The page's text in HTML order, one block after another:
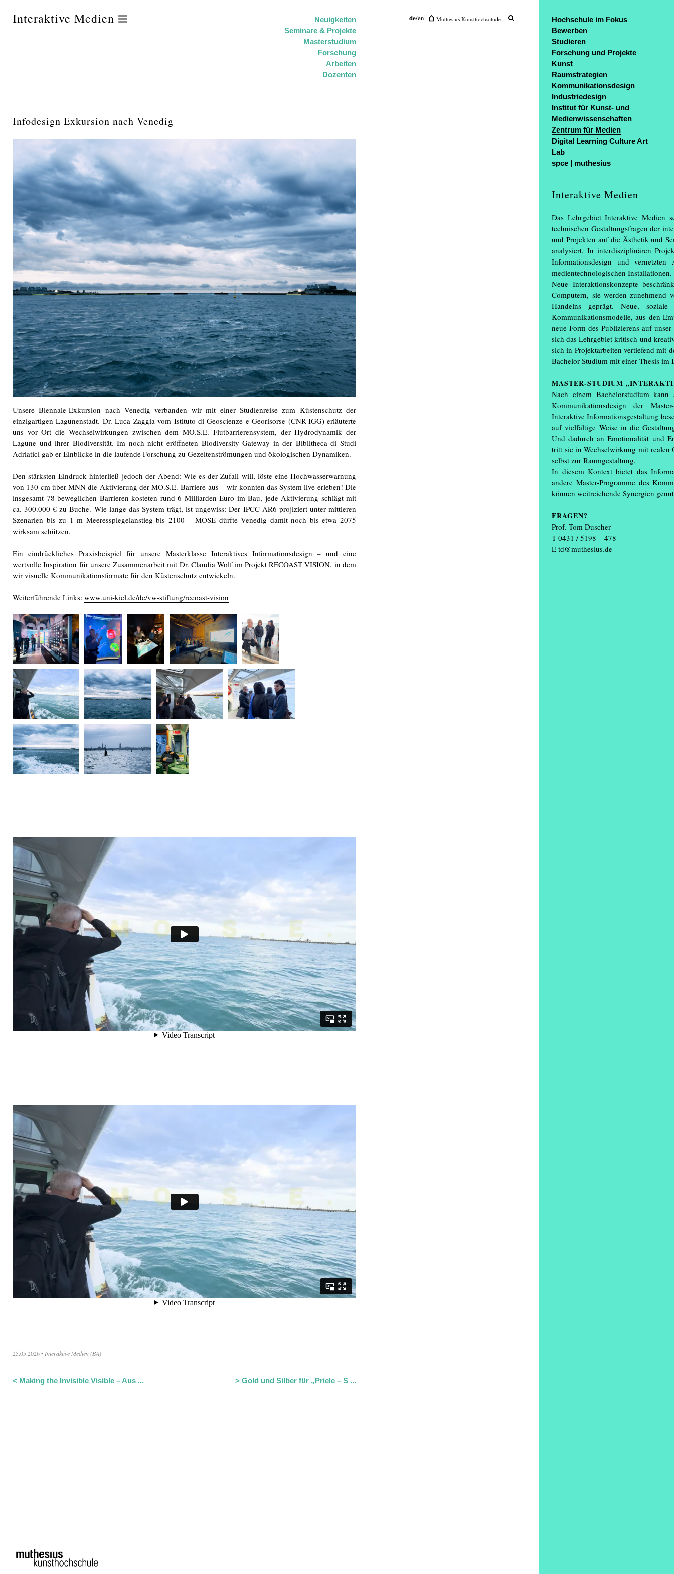
de/en Muthesius Kunsthochschule
Interaktive Medien
Neuigkeiten
Seminare & Projekte
Masterstudium
Forschung
Arbeiten
Dozenten
Infodesign Exkursion nach Venedig
Unsere Biennale-Exkursion nach Venedig verbanden wir mit einer Studienreise zum Küstenschutz der
einzigartigen Lagunenstadt. Dr. Luca Zaggia vom Istituto di Geoscienze e Georisorse (CNR-IGG) erläuterte
uns vor Ort die Wechselwirkungen zwischen dem MO.S.E. Flutbarrierensystem, der Hydrodynamik der
Lagune und ihrer Biodiversität. Im noch nicht eröffneten Biodiversity Gateway in der Biblitheca di Studi
Adriatici gab er Einblicke in die laufende Forschung zu Gezeitenströmungen und ökologischen Dynamiken.
Den stärksten Eindruck hinterließ jedoch der Abend: Wie es der Zufall will, löste eine Hochwasserwarnung
von 130 cm über MNN die Aktivierung der MO.S.E.-Barriere aus – wir konnten das System live erleben! Die
insgesamt 78 beweglichen Barrieren kosteten rund 6 Milliarden Euro im Bau, jede Aktivierung schlägt mit
ca. 300.000 € zu Buche. Wie lange das System trägt, ist ungewiss: Der IPCC AR6 projiziert unter mittleren
Szenarien bis zu 1 m Meeresspiegelanstieg bis 2100 – MOSE dürfte Venedig damit noch bis etwa 2075
wirksam schützen.
Ein eindrückliches Praxisbeispiel für unsere Masterklasse Interaktives Informationsdesign – und eine
wertvolle Inspiration für unsere Zusammenarbeit mit Dr. Claudia Wolf im Projekt RECOAST VISION, in dem
wir visuelle Kommunikationsformate für den Küstenschutz entwickeln.
Weiterführende Links: www.uni-kiel.de/de/vw-stiftung/recoast-vision
25.05.2026• Interaktive Medien (BA)
< Making the Invisible Visible – Aus ... > Gold und Silber für „Priele – S ...
Hochschule im Fokus
Bewerben
Studieren
Forschung und Projekte
Kunst
Raumstrategien
Kommunikationsdesign
Industriedesign
Institut für Kunst- und
Medienwissenschaften
Zentrum für Medien
Digital Learning Culture Art
Lab
spce | muthesius
Interaktive Medien
Das Lehrgebiet Interaktive Medien
technischen Gestaltungsfragen der
und Projekten auf die Ästhetik und
analysiert. In interdisziplinären
Informationsdesign und
medientechnologischen Installationen.
Neue Interaktionskonzepte
Computern, sie werden zunehmend
Handelns geprägt. Neue, soziale
Kommunikationsmodelle, aus den
neue Form des Publizierens auf
sich das Lehrgebiet kritisch und
sich in Projektarbeiten vertiefend mit
Bachelor-Studium mit einer Thesis
MASTER-STUDIUM
Nach einem Bachelorstudium
Kommunikationsdesign der
Interaktive Informationsgestaltung
auf vielfältige Weise in die
Und dadurch an Emotionalität und
tritt sie in Wechselwirkung mit
selbst zur Raumgestaltung.
In diesem Kontext bietet das
andere Master-Programme des
können weitreichende Synergien
FRAGEN?
Prof. Tom Duscher
T 0431 / 5198 – 478
Etd@muthesius.de